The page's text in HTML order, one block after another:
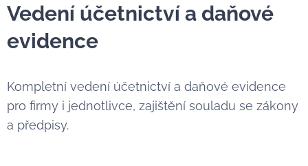
Vedení účetnictví a daňové
evidence
Kompletní vedení účetnictví a daňové evidence
pro firmy i jednotlivce, zajištění souladu se zákony
a předpisy.